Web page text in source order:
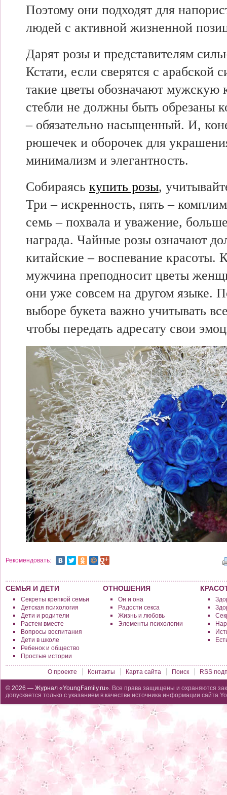
Поэтому они подходят для
людей с активной жизненной
Дарят розы и представителям
Кстати, если сверятся с арабской
такие цветы обозначают мужскую
стебли не должны быть обрезаны
– обязательно насыщенный. И,
рюшечек и оборочек для
минимализм и элегантность.
Собираясь купить розы,
Три – искренность, пять –
семь – похвала и уважение,
награда. Чайные розы означают
китайские – воспевание красоты.
мужчина преподносит цветы
они уже совсем на другом языке.
выборе букета важно учитывать
чтобы передать адресату свои
Рекомендовать:
СЕМЬЯ И ДЕТИ
Секреты крепкой семьи
Детская психология
Дети и родители
Растем вместе
Вопросы воспитания
Дети в школе
Ребенок и общество
Простые истории
ОТНОШЕНИЯ
Он и она
Радости секса
Жизнь и любовь
Элементы психологии
О проекте Контакты Карта сайта Поиск RSS
© 2026 — Журнал «YoungFamily.ru». Все права защищены и охраняются
допускается только с указанием в качестве источника информации сайта